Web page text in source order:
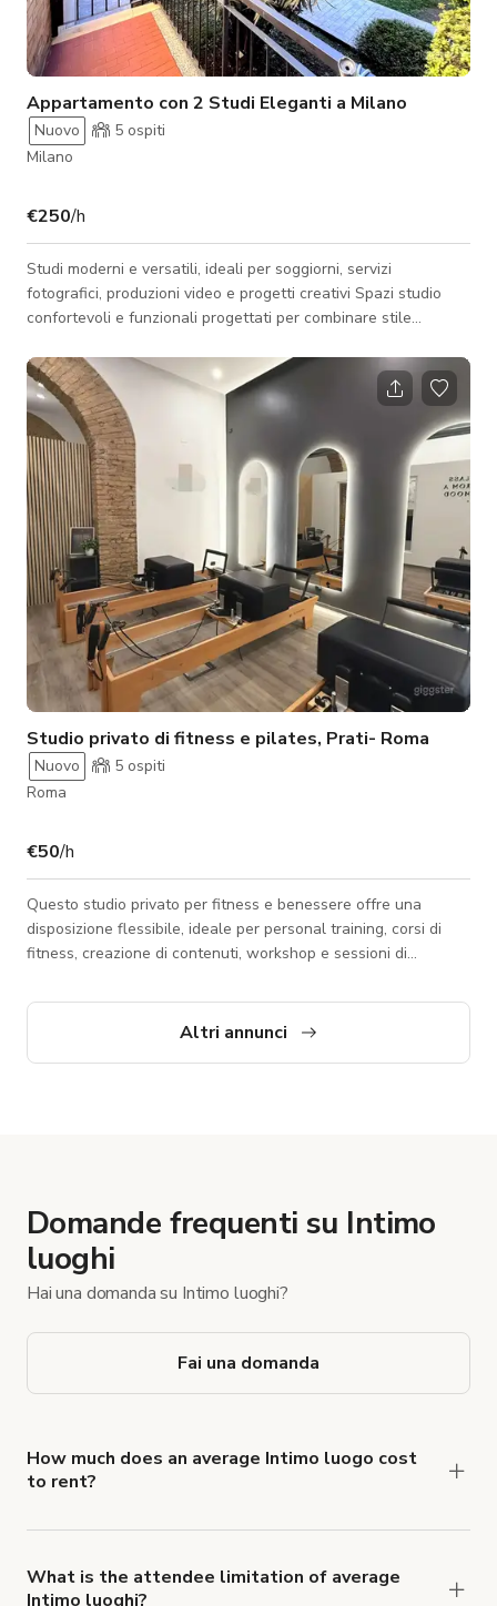
Appartamento con 2 Studi Eleganti a Milano
Nuovo 5 ospiti
Milano
€250/h
Studi moderni e versatili, ideali per soggiorni, servizi
fotografici, produzioni video e progetti creativi Spazi studio
confortevoli e funzionali progettati per combinare stile
dispone di una cucina completamente attrezzata, bagno
privato con doccia, lavabo, WC e bidet, e un'area notte ben
organizzata arredata con armadio, specchio, comodini con
lampade e illuminazione confortevole. Gli spazi includono
sgabelli da cucina alti, smart T
Studio privato di fitness e pilates, Prati- Roma
Nuovo 5 ospiti
Roma
€50/h
Questo studio privato per fitness e benessere offre una
disposizione flessibile, ideale per personal training, corsi di
fitness, creazione di contenuti, workshop e sessioni di
di circa 30 metri quadrati, che consentono lo svolgimento
simultaneo di diverse attività o la creazione di spazi dedicati a
Altri annunci
Domande frequenti su Intimo
luoghi
Hai una domanda su Intimo luoghi?
Fai una domanda
How much does an average Intimo luogo cost
to rent?
What is the attendee limitation of average
Intimo luoghi?